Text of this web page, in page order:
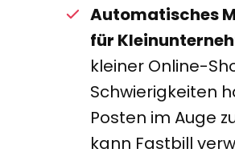
Automatisches
für
kleiner Online-
Schwierigkeiten
Posten im Auge
kann Fastbill